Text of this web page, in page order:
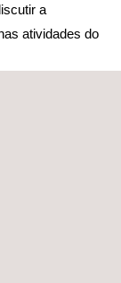
a
atividades do